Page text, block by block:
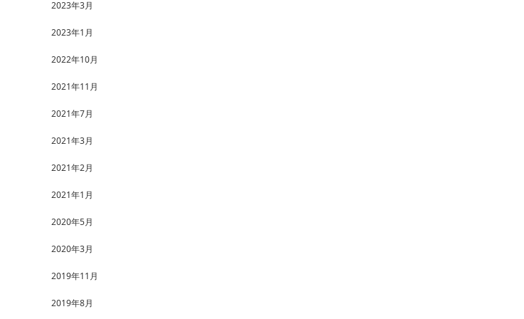
2023年3月
2023年1月
2022年10月
2021年11月
2021年7月
2021年3月
2021年2月
2021年1月
2020年5月
2020年3月
2019年11月
2019年8月